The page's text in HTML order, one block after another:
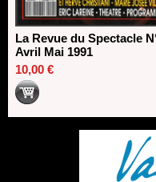
La Revue du Spectacle
Avril Mai 1991
10,00 €